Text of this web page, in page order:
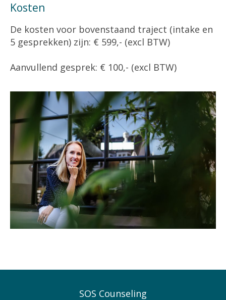
Kosten
De kosten voor bovenstaand traject (intake en
5 gesprekken) zijn: € 599,- (excl BTW)
Aanvullend gesprek: € 100,- (excl BTW)
SOS Counseling